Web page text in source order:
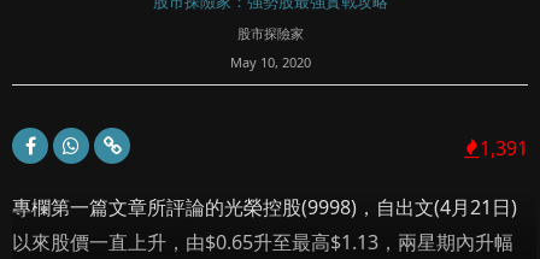
股市探險家
May 10, 2020
1,391
專欄第一篇文章所評論的光榮控股(9998)，自出文(4月21日)
以來股價一直上升，由$0.65升至最高$1.13，兩星期內升幅